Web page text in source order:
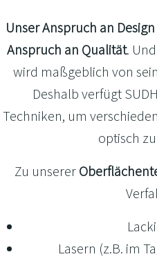
Unser Anspruch an
Anspruch an Qualität.
wird maßgeblich von
Deshalb verfügt
Techniken, um
optisch
Zu unserer
Lasern (z.B. im